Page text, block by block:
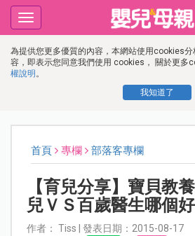
為提供您更多優質的內容，本網站使用cookies
容，即表示您同意我們使用 cookies， 關於更多
權說明 。
我知道了
Toggle
navigation
首頁 專欄 部落客專欄
【育兒分享】寶貝教
兒ＶＳ百歲醫生哪個
作者： Tiss | 發表日期：2015-08-17